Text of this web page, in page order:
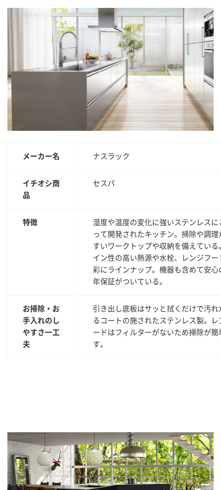
メーカー名 ナスラック
イチオシ商
品
セスパ
特徴
湿度や温度の変化に強いステンレスに
って開発されたキッチン。掃除や調理
すいワークトップや収納を備えている
イン性の高い熱源や水栓、レンジフー
彩にラインナップ。機器も含めて安心
年保証がついている。
お掃除・お
手入れのし
やすさ一工
夫
引き出し底板はサッと拭くだけで汚れ
るコートの施されたステンレス製。レ
ードはフィルターがないため掃除が簡
す。